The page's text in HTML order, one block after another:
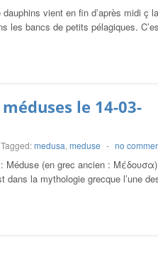
vient en fin d’après midi ç la
les bancs de petits pélagiques.
le 14-03-
Tagged:medusa, meduse - no
Méduse (en grec ancien :
dans la mythologie grecque l’une